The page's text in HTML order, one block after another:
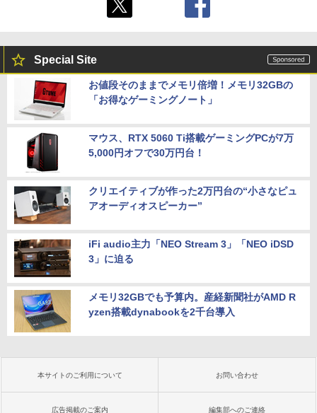
Special Site
お値段そのままでメモリ倍増！メモリ32GBの
「お得なゲーミングノート」
マウス、RTX 5060 Ti搭載ゲーミングPCが7万
5,000円オフで30万円台！
クリエイティブが作った2万円台の“小さなピュ
アオーディオスピーカー”
iFi audio主力「NEO Stream 3」「NEO iDSD
3」に迫る
メモリ32GBでも予算内。産経新聞社がAMD R
yzen搭載dynabookを2千台導入
本サイトのご利用について お問い合わせ
広告掲載のご案内 編集部へのご連絡